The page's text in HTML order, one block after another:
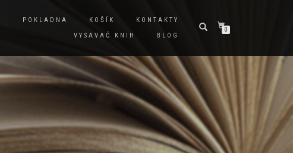
POKLADNA KOŠÍK
KONTAKTY
VYSAVAČ KNIH
BLOG
0